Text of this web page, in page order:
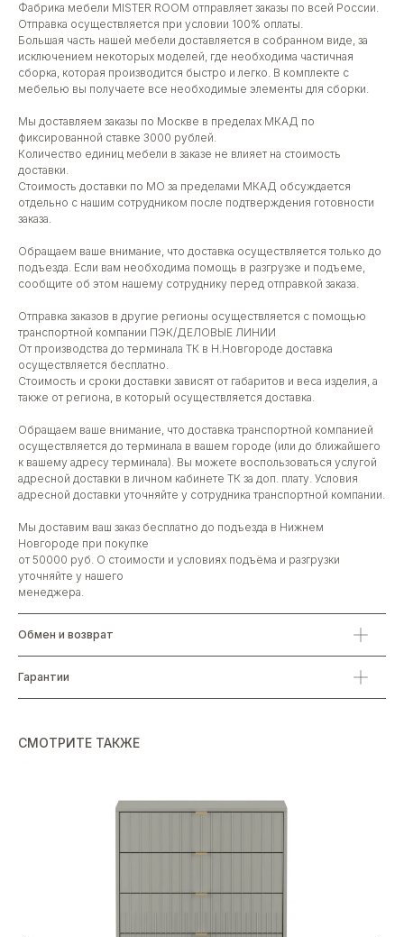
Фабрика мебели MISTER ROOM отправляет заказы по всей России.
Отправка осуществляется при условии 100% оплаты.
Большая часть нашей мебели доставляется в собранном виде, за
исключением некоторых моделей, где необходима частичная
сборка, которая производится быстро и легко. В комплекте с
мебелью вы получаете все необходимые элементы для сборки.
Мы доставляем заказы по Москве в пределах МКАД по
фиксированной ставке 3000 рублей.
Количество единиц мебели в заказе не влияет на стоимость
доставки.
Стоимость доставки по МО за пределами МКАД обсуждается
отдельно с нашим сотрудником после подтверждения готовности
заказа.
Обращаем ваше внимание, что доставка осуществляется только до
подъезда. Если вам необходима помощь в разгрузке и подъеме,
сообщите об этом нашему сотруднику перед отправкой заказа.
Отправка заказов в другие регионы осуществляется с помощью
транспортной компании ПЭК/ДЕЛОВЫЕ ЛИНИИ
От производства до терминала ТК в Н.Новгороде доставка
осуществляется бесплатно.
Стоимость и сроки доставки зависят от габаритов и веса изделия, а
также от региона, в который осуществляется доставка.
Обращаем ваше внимание, что доставка транспортной компанией
осуществляется до терминала в вашем городе (или до ближайшего
к вашему адресу терминала). Вы можете воспользоваться услугой
адресной доставки в личном кабинете ТК за доп. плату. Условия
адресной доставки уточняйте у сотрудника транспортной компании.
Мы доставим ваш заказ бесплатно до подъезда в Нижнем
Новгороде при покупке
от 50000 руб. О стоимости и условиях подъёма и разгрузки
уточняйте у нашего
менеджера.
Обмен и возврат
Гарантии
СМОТРИТЕ ТАКЖЕ